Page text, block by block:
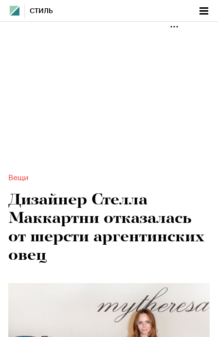
СТИЛЬ
Вещи
Дизайнер Стелла
Маккартни отказалась
от шерсти аргентинских
овец